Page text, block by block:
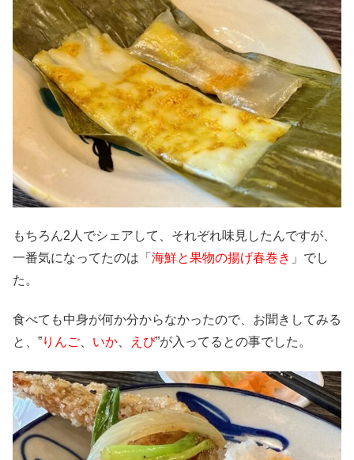
もちろん2人でシェアして、それぞれ味見したんですが、
一番気になってたのは「 海鮮と果物の揚げ春巻き 」でし
た。
食べても中身が何か分からなかったので、お聞きしてみる
と、”りんご、 いか、 えび”が入ってるとの事でした。